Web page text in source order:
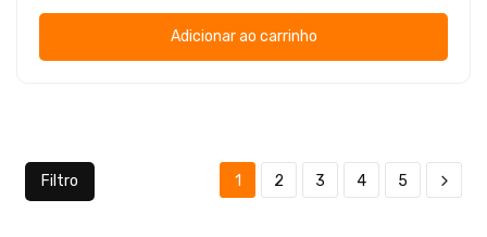
Adicionar ao carrinho
Filtro 1 2 3 4 5